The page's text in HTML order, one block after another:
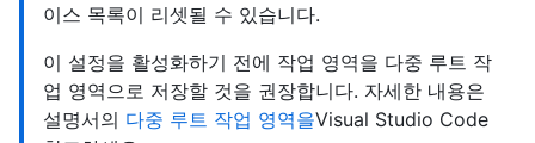
이스 목록이 리셋될 수 있습니다.
이 설정을 활성화하기 전에 작업 영역을 다중 루트 작
업 영역으로 저장할 것을 권장합니다. 자세한 내용은
설명서의 다중 루트 작업 영역을Visual Studio Code